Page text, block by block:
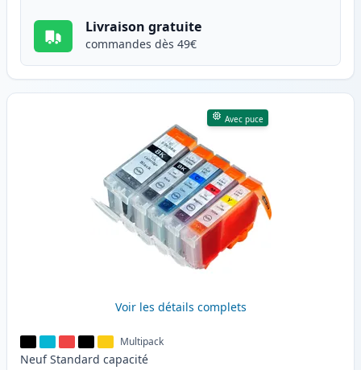
Livraison gratuite
commandes dès 49€
Avec puce
Voir les détails complets
Multipack
Neuf Standard capacité